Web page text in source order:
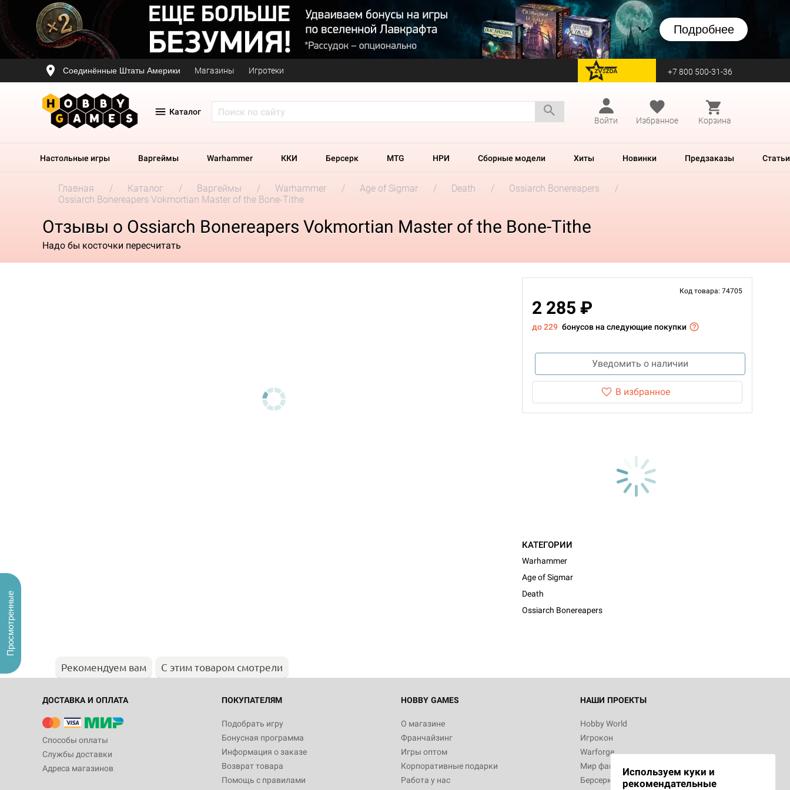
Подробнее
Соединённые Штаты Америки Магазины Игротеки перейти на Zvezda +7 800 500-31-36
Каталог
Войти
Избранное Корзина
Настольные игры Варгеймы Warhammer ККИ Берсерк MTG НРИ Сборные модели Хиты Новинки Предзаказы Статьи
Главная Каталог Варгеймы Warhammer Age of Sigmar Death
Ossiarch Bonereapers
Ossiarch Bonereapers Vokmortian Master of the Bone-Tithe
Отзывы о Ossiarch Bonereapers Vokmortian Master of the Bone-Tithe
Надо бы косточки пересчитать
Код товара: 74705
2 285 ₽
до 229 бонусов на следующие покупки
Уведомить о наличии
В избранное
КАТЕГОРИИ
Warhammer
Age of Sigmar
Death
Ossiarch Bonereapers
Рекомендуем вам С этим товаром смотрели
ДОСТАВКА И ОПЛАТА
Способы оплаты
Службы доставки
Адреса магазинов
ПОКУПАТЕЛЯМ
Подобрать игру
Бонусная программа
Информация о заказе
Возврат товара
Помощь с правилами
HOBBY GAMES
О магазине
Франчайзинг
Игры оптом
Корпоративные подарки
Работа у нас
НАШИ ПРОЕКТЫ
Hobby World
Игрокон
Warforge
Мир фантастики
Берсерк
Используем куки и
рекомендательные
Просмотренные
Настольная игра Hobby World Монстры
Белая смерть
12 990
Настольная игра Hobby World Берсерк.
3 490